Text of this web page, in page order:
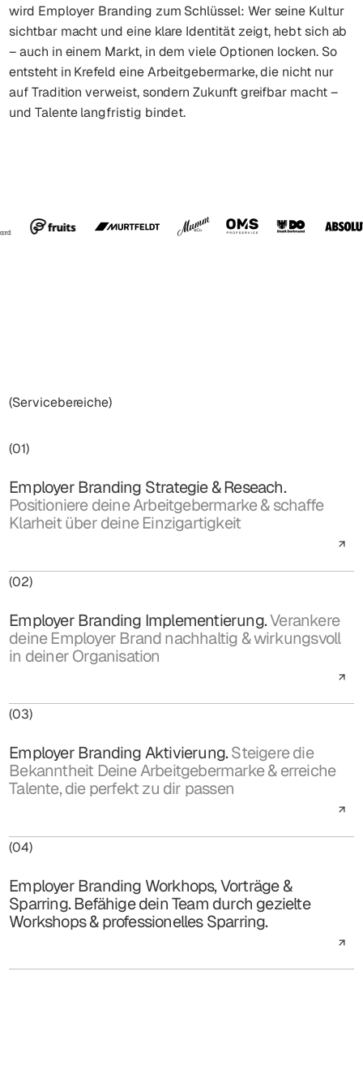
wird Employer Branding zum Schlüssel: Wer seine Kultur
sichtbar macht und eine klare Identität zeigt, hebt sich ab
– auch in einem Markt, in dem viele Optionen locken. So
entsteht in Krefeld eine Arbeitgebermarke, die nicht nur
auf Tradition verweist, sondern Zukunft greifbar macht –
und Talente langfristig bindet.
(Servicebereiche)
(01)
Employer Branding Strategie & Reseach.
Positioniere deine Arbeitgebermarke & schaffe
Klarheit über deine Einzigartigkeit
(02)
Employer Branding Implementierung.Verankere
deine Employer Brand nachhaltig & wirkungsvoll
in deiner Organisation
(03)
Employer Branding Aktivierung.Steigere die
Bekanntheit Deine Arbeitgebermarke & erreiche
Talente, die perfekt zu dir passen
(04)
Employer Branding Workhops, Vorträge &
Sparring. Befähige dein Team durch gezielte
Workshops & professionelles Sparring.